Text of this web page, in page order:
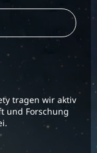
tragen wir aktiv
und Forschung